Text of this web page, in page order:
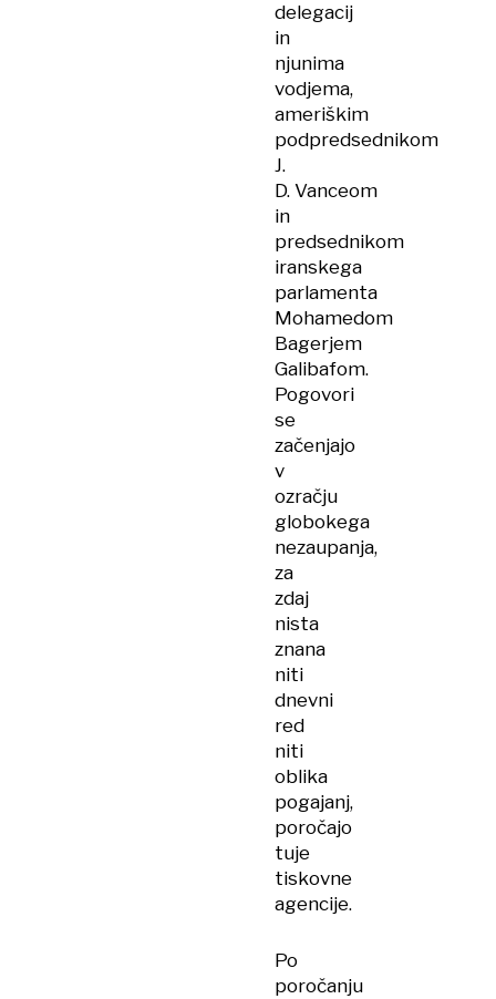
delegacij
in
njunima
vodjema,
ameriškim
podpredsednikom
J.
D. Vanceom
in
predsednikom
iranskega
parlamenta
Mohamedom
Bagerjem
Galibafom.
Pogovori
se
začenjajo
v
ozračju
globokega
nezaupanja,
za
zdaj
nista
znana
niti
dnevni
red
niti
oblika
pogajanj,
poročajo
tuje
tiskovne
agencije.
Po
poročanju